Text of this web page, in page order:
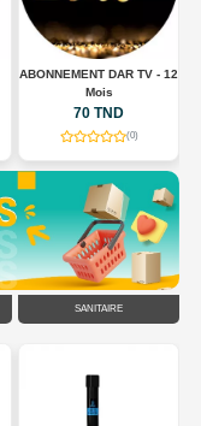
ABONNEMENT DAR TV - 12
Mois
70 TND
(0)
SANITAIRE